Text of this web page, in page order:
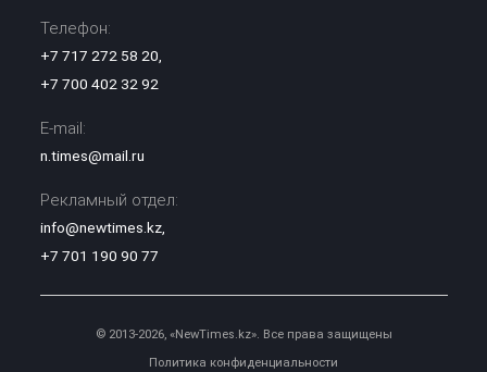
Телефон:
+7 717 272 58 20
+7 700 402 32 92
E-mail:
n.times@mail.ru
Рекламный отдел:
info@newtimes.kz,
+7 701 190 90 77
© 2013-2026, «NewTimes.kz». Все права защищены
Политика конфиденциальности